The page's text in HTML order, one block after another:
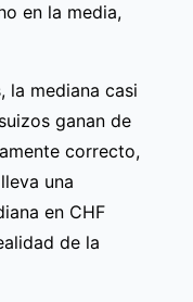
en la media,
la mediana casi
ganan de
correcto,
una
en CHF
de la